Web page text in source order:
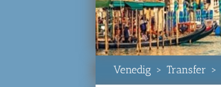
Venedig > Transfer >